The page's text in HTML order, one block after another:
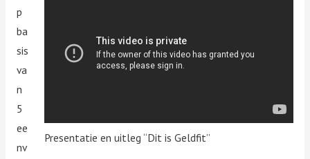
Presentatie en uitleg “Dit is Geldfit”
p
ba
sis
va
n
5
ee
nv